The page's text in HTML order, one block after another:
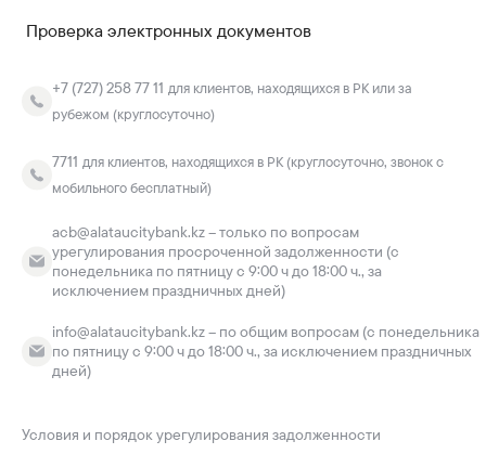
Проверка электронных документов
+7 (727) 258 77 11 для клиентов, находящихся в РК или за
рубежом (круглосуточно)
7711 для клиентов, находящихся в РК (круглосуточно, звонок с
мобильного бесплатный)
acb@alataucitybank.kz – только по вопросам
урегулирования просроченной задолженности (с
понедельника по пятницу с 9:00 ч до 18:00 ч., за
исключением праздничных дней)
info@alataucitybank.kz – по общим вопросам (с понедельника
по пятницу с 9:00 ч до 18:00 ч., за исключением праздничных
дней)
Условия и порядок урегулирования задолженности